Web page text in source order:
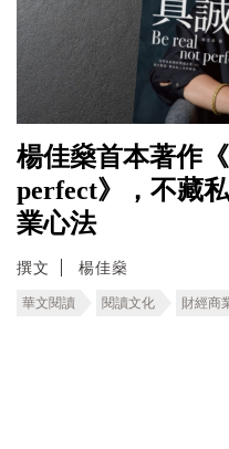
楊佳燊首本著作
perfect》，不藏
業心法
撰文 楊佳燊
華文閱讀 閱讀文化 財經商